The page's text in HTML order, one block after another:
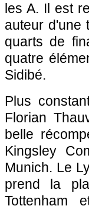
les A. Il est
auteur d'une
quarts de
quatre
Sidibé.
Plus
Florian
belle
Kingsley
Munich. Le
prend la
Tottenham